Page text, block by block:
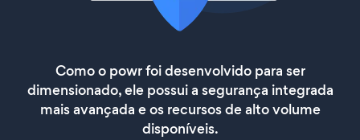
Como o powr foi desenvolvido para ser
dimensionado, ele possui a segurança integrada
mais avançada e os recursos de alto volume
disponíveis.